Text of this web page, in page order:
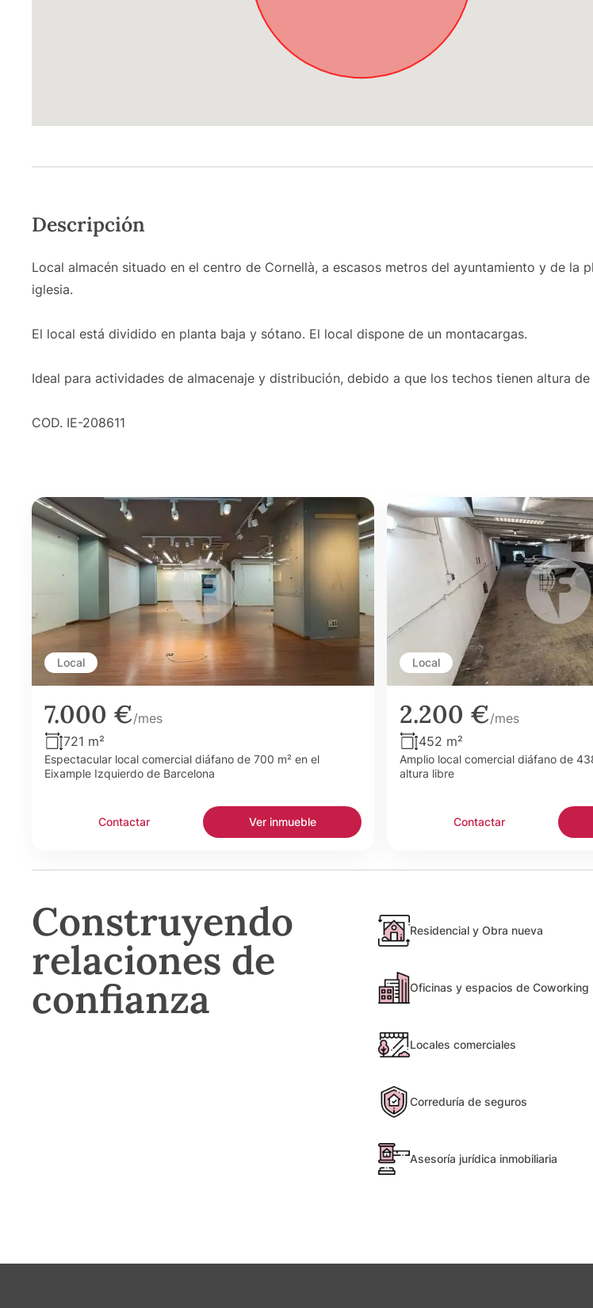
Descripción
Local almacén situado en el centro de Cornellà, a escasos metros del ayuntamiento y de la
iglesia.
El local está dividido en planta baja y sótano. El local dispone de un montacargas.
Ideal para actividades de almacenaje y distribución, debido a que los techos tienen altura de
COD. IE-208611
Local
7.000 €/mes
721 m²
Espectacular local comercial diáfano de 700 m² en el
Eixample Izquierdo de Barcelona
Contactar Ver inmueble
Local
2.200 €/mes
452 m²
Amplio local comercial diáfano de
altura libre
Contactar
Construyendo
relaciones de
confianza
Residencial y Obra nueva
Oficinas y espacios de Coworking
Locales comerciales
Correduría de seguros
Asesoría jurídica inmobiliaria